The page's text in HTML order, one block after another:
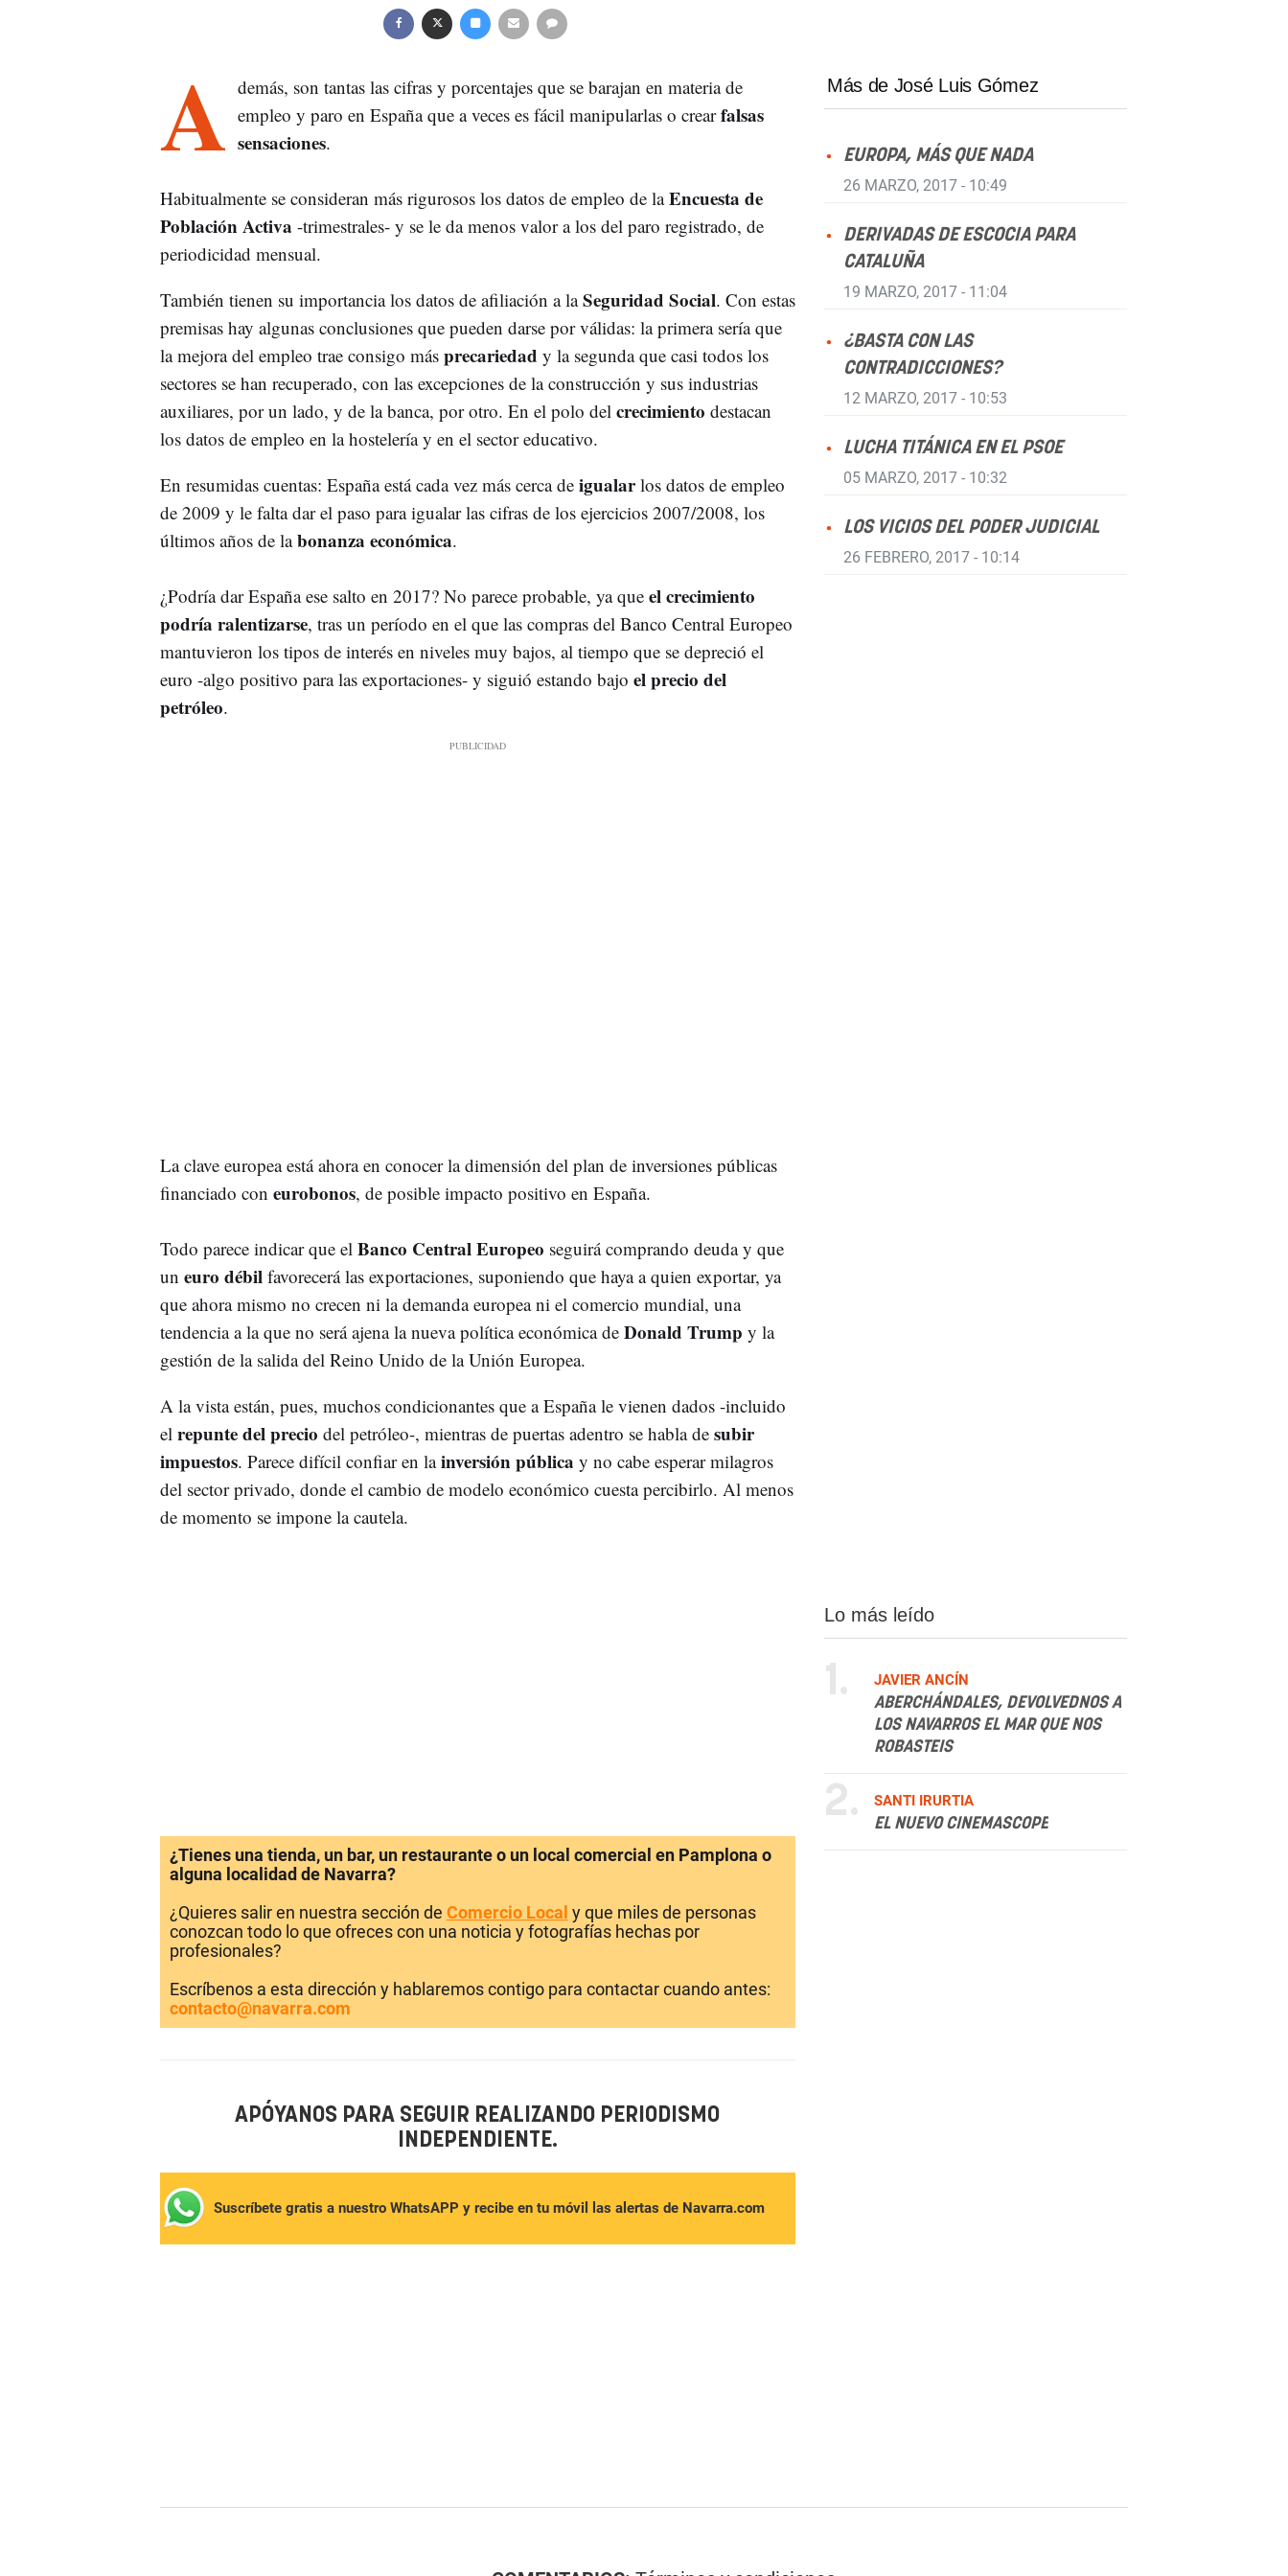
A demás, son tantas las cifras y porcentajes que se barajan en materia de
empleo y paro en España que a veces es fácil manipularlas o crearfalsas
sensaciones.
Habitualmente se consideran más rigurosos los datos de empleo de laEncuesta de
Población Activa -trimestrales- y se le da menos valor a los del paro registrado, de
periodicidad mensual.
También tienen su importancia los datos de afiliación a laSeguridad Social. Con estas
premisas hay algunas conclusiones que pueden darse por válidas: la primera sería que
la mejora del empleo trae consigo más precariedad y la segunda que casi todos los
sectores se han recuperado, con las excepciones de la construcción y sus industrias
auxiliares, por un lado, y de la banca, por otro. En el polo delcrecimiento destacan
los datos de empleo en la hostelería y en el sector educativo.
En resumidas cuentas: España está cada vez más cerca deigualarlos datos de empleo
de 2009 y le falta dar el paso para igualar las cifras de los ejercicios 2007/2008, los
últimos años de labonanza económica.
¿Podría dar España ese salto en 2017? No parece probable, ya queel crecimiento
podría ralentizarse, tras un período en el que las compras del Banco Central Europeo
mantuvieron los tipos de interés en niveles muy bajos, al tiempo que se depreció el
euro -algo positivo para las exportaciones- y siguió estando bajo el precio del
petróleo.
La clave europea está ahora en conocer la dimensión del plan de inversiones públicas
financiado con eurobonos, de posible impacto positivo en España.
Todo parece indicar que el Banco Central Europeo seguirá comprando deuda y que
un euro débilfavorecerá las exportaciones, suponiendo que haya a quien exportar, ya
que ahora mismo no crecen ni la demanda europea ni el comercio mundial, una
tendencia a la que no será ajena la nueva política económica de Donald Trump y la
gestión de la salida del Reino Unido de la Unión Europea.
A la vista están, pues, muchos condicionantes que a España le vienen dados -incluido
el repunte del precio del petróleo-, mientras de puertas adentro se habla de subir
impuestos. Parece difícil confiar en lainversión pública y no cabe esperar milagros
del sector privado, donde el cambio de modelo económico cuesta percibirlo. Al menos
de momento se impone la cautela.
Más de José Luis Gómez
EUROPA, MÁS QUE NADA
26 MARZO, 2017 - 10:49
DERIVADAS DE ESCOCIA PARA
CATALUÑA
19 MARZO, 2017 - 11:04
¿BASTA CON LAS
CONTRADICCIONES?
12 MARZO, 2017 - 10:53
LUCHA TITÁNICA EN EL PSOE
05 MARZO, 2017 - 10:32
LOS VICIOS DEL PODER JUDICIAL
26 FEBRERO, 2017 - 10:14
¿Tienes una tienda, un bar, un restaurante o un local comercial en Pamplona o
alguna localidad de Navarra?
¿Quieres salir en nuestra sección de Comercio Local y que miles de personas
conozcan todo lo que ofreces con una noticia y fotografías hechas por
profesionales?
Escríbenos a esta dirección y hablaremos contigo para contactar cuando antes:
contacto@navarra.com
APÓYANOS PARA SEGUIR REALIZANDO PERIODISMO
INDEPENDIENTE.
Suscríbete gratis a nuestro WhatsAPP y recibe en tu móvil las alertas de Navarra.com
Lo más leído
1.
JAVIER ANCÍN
ABERCHÁNDALES, DEVOLVEDNOS A
LOS NAVARROS EL MAR QUE NOS
ROBASTEIS
2.
SANTI IRURTIA
EL NUEVO CINEMASCOPE